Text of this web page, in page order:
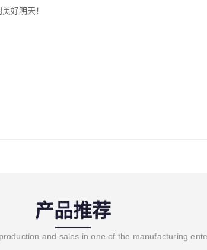
好明天！
产品推荐
and sales in one of the manufacturing